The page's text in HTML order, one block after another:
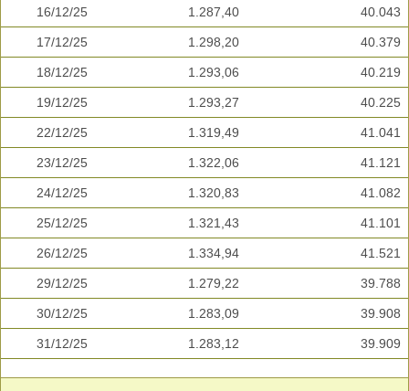
16/12/25 1.287,40 40.043
17/12/25 1.298,20 40.379
18/12/25 1.293,06 40.219
19/12/25 1.293,27 40.225
22/12/25 1.319,49 41.041
23/12/25 1.322,06 41.121
24/12/25 1.320,83 41.082
25/12/25 1.321,43 41.101
26/12/25 1.334,94 41.521
29/12/25 1.279,22 39.788
30/12/25 1.283,09 39.908
31/12/25 1.283,12 39.909